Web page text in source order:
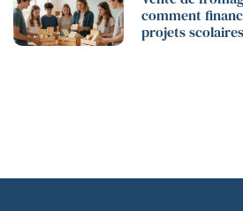
comment
projets